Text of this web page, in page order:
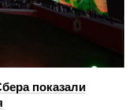
показали